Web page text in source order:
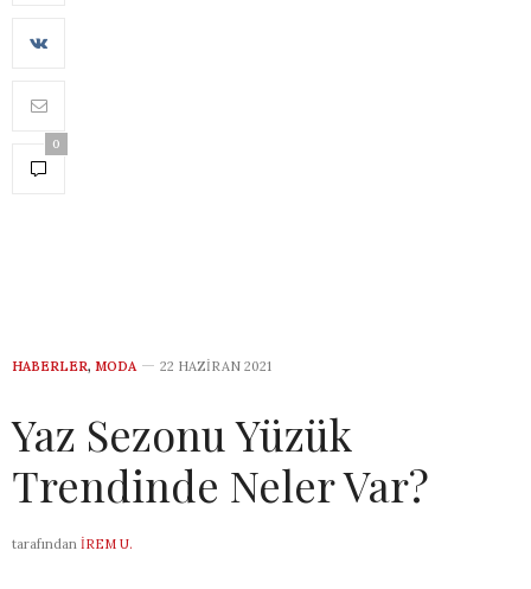
0
HABERLER, MODA 22 HAZIRAN 2021
Yaz Sezonu Yüzük
Trendinde Neler Var?
tarafından İREM U.